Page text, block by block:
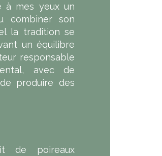
à mes yeux un
combiner son
la tradition se
un équilibre
responsable
avec de
produire des
de poireaux